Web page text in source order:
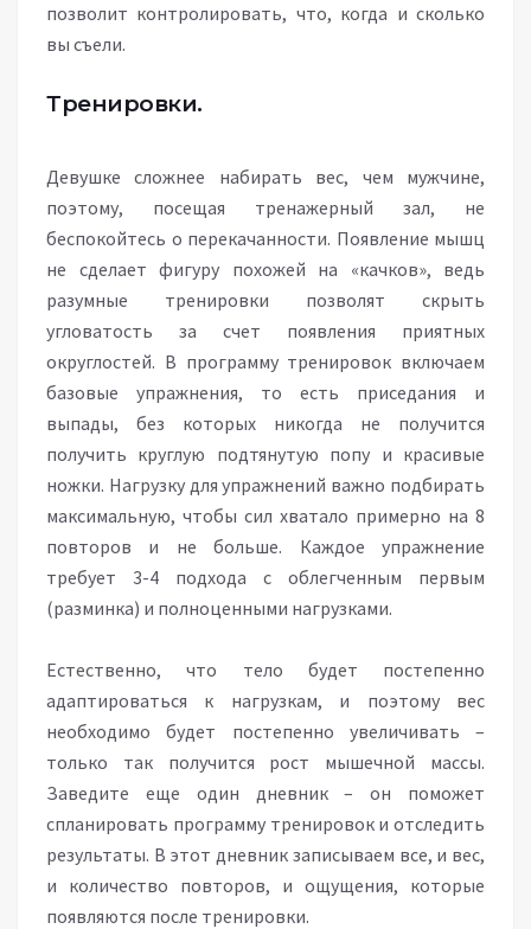
позволит контролировать, что, когда и сколько
вы съели.
Тренировки.
Девушке сложнее набирать вес, чем мужчине,
поэтому, посещая тренажерный зал, не
беспокойтесь о перекачанности. Появление мышц
не сделает фигуру похожей на «качков», ведь
разумные тренировки позволят скрыть
угловатость за счет появления приятных
округлостей. В программу тренировок включаем
базовые упражнения, то есть приседания и
выпады, без которых никогда не получится
получить круглую подтянутую попу и красивые
ножки. Нагрузку для упражнений важно подбирать
максимальную, чтобы сил хватало примерно на 8
повторов и не больше. Каждое упражнение
требует 3-4 подхода с облегченным первым
(разминка) и полноценными нагрузками.
Естественно, что тело будет постепенно
адаптироваться к нагрузкам, и поэтому вес
необходимо будет постепенно увеличивать –
только так получится рост мышечной массы.
Заведите еще один дневник – он поможет
спланировать программу тренировок и отследить
результаты. В этот дневник записываем все, и вес,
и количество повторов, и ощущения, которые
появляются после тренировки.